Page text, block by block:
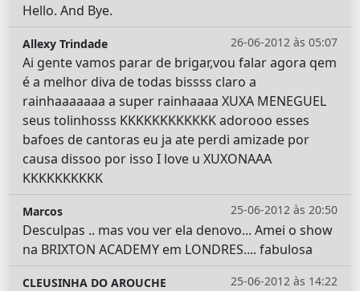
Hello. And Bye.
26-06-2012 às 05:07
Allexy Trindade
Ai gente vamos parar de brigar,vou falar agora qem
é a melhor diva de todas bissss claro a
rainhaaaaaaa a super rainhaaaa XUXA MENEGUEL
seus tolinhosss KKKKKKKKKKKK adorooo esses
bafoes de cantoras eu ja ate perdi amizade por
causa dissoo por isso I love u XUXONAAA
KKKKKKKKKK
25-06-2012 às 20:50
Marcos
Desculpas .. mas vou ver ela denovo... Amei o show
na BRIXTON ACADEMY em LONDRES.... fabulosa
25-06-2012 às 14:22
CLEUSINHA DO AROUCHE